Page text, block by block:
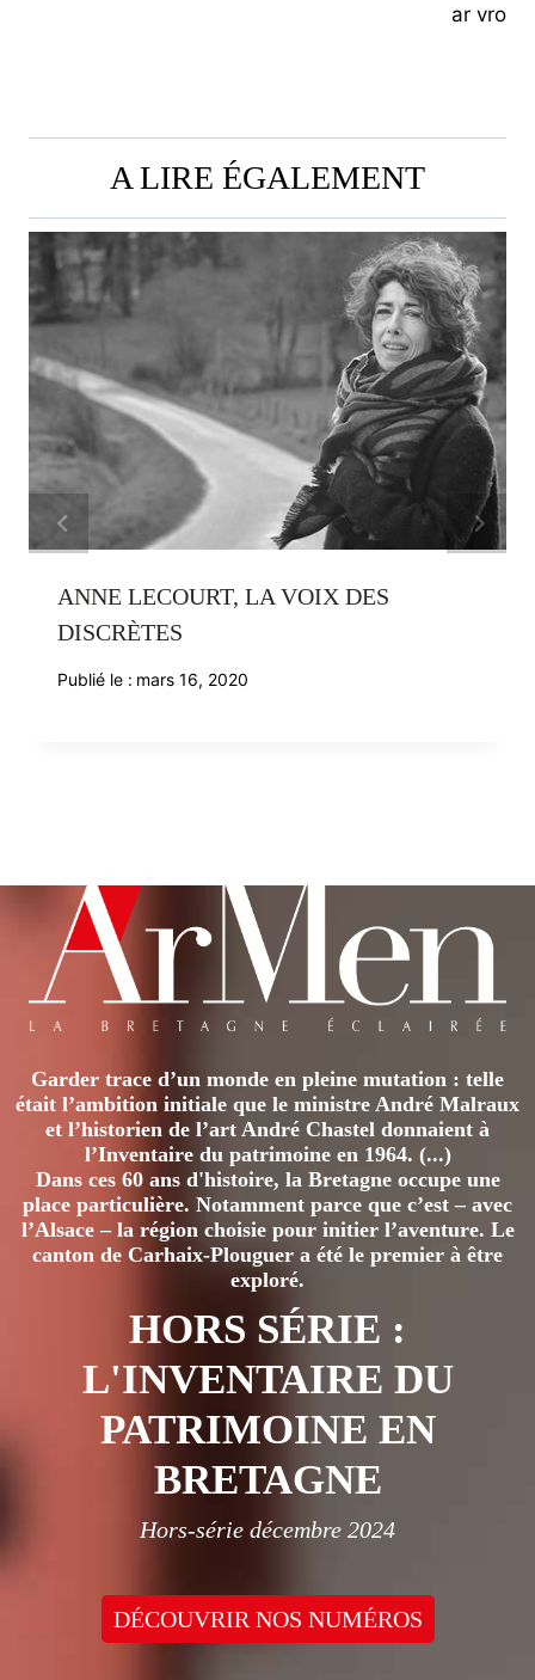
ar vro
A LIRE ÉGALEMENT
ANNE LECOURT, LA VOIX DES
DISCRÈTES
Publié le : mars 16, 2020
Garder trace d’un monde en pleine mutation : telle
était l’ambition initiale que le ministre André Malraux
et l’historien de l’art André Chastel donnaient à
l’Inventaire du patrimoine en 1964. (...)
Dans ces 60 ans d'histoire, la Bretagne occupe une
place particulière. Notamment parce que c’est – avec
l’Alsace – la région choisie pour initier l’aventure. Le
canton de Carhaix-Plouguer a été le premier à être
exploré.
HORS SÉRIE :
L'INVENTAIRE DU
PATRIMOINE EN
BRETAGNE
Hors-série décembre 2024
DÉCOUVRIR NOS NUMÉROS